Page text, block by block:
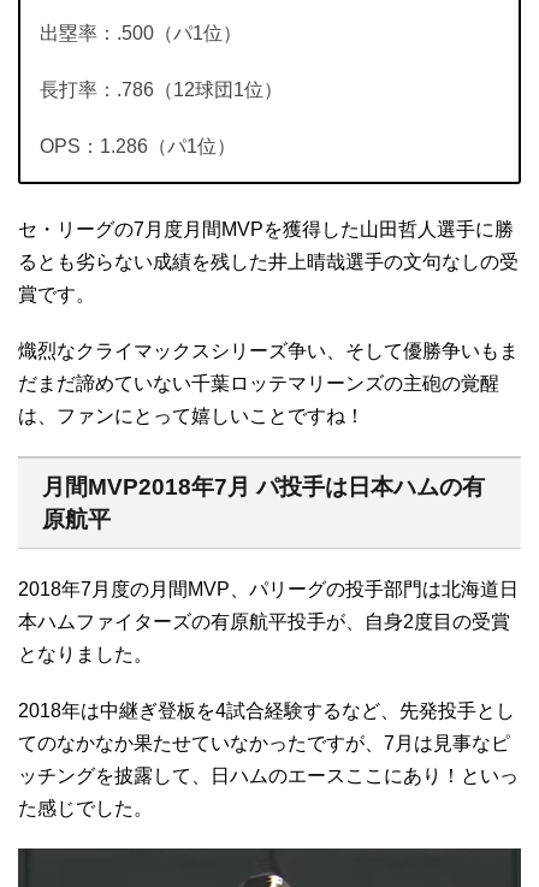
出塁率：.500（パ1位）
長打率：.786（12球団1位）
OPS：1.286（パ1位）
セ・リーグの7月度月間MVPを獲得した山田哲人選手に勝
るとも劣らない成績を残した井上晴哉選手の文句なしの受
賞です。
熾烈なクライマックスシリーズ争い、そして優勝争いもま
だまだ諦めていない千葉ロッテマリーンズの主砲の覚醒
は、ファンにとって嬉しいことですね！
月間MVP2018年7月 パ投手は日本ハムの有
原航平
2018年7月度の月間MVP、パリーグの投手部門は北海道日
本ハムファイターズの有原航平投手が、自身2度目の受賞
となりました。
2018年は中継ぎ登板を4試合経験するなど、先発投手とし
てのなかなか果たせていなかったですが、7月は見事なピ
ッチングを披露して、日ハムのエースここにあり！といっ
た感じでした。